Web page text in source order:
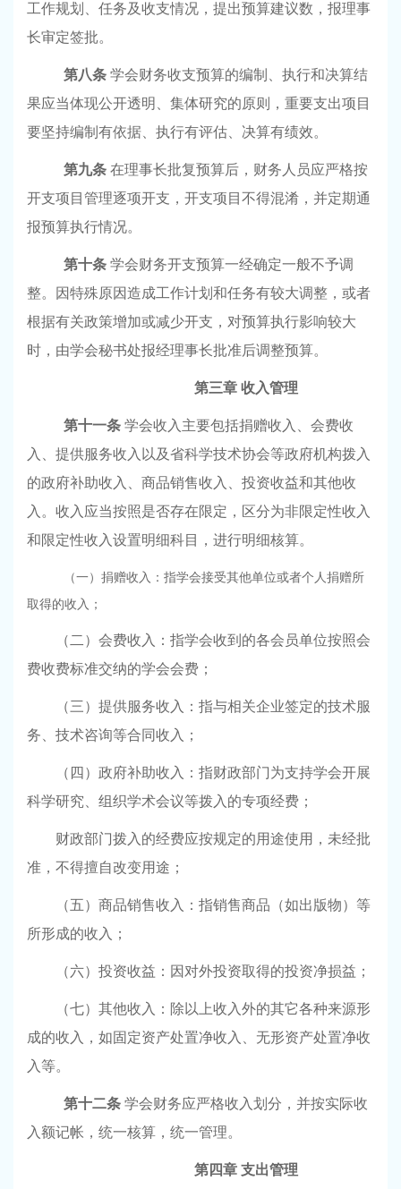
工作规划、任务及收支情况，提出预算建议数，报理事
长审定签批。
第八条 学会财务收支预算的编制、执行和决算结
果应当体现公开透明、集体研究的原则，重要支出项目
要坚持编制有依据、执行有评估、决算有绩效。
第九条 在理事长批复预算后，财务人员应严格按
开支项目管理逐项开支，开支项目不得混淆，并定期通
报预算执行情况。
第十条 学会财务开支预算一经确定一般不予调
整。因特殊原因造成工作计划和任务有较大调整，或者
根据有关政策增加或减少开支，对预算执行影响较大
时，由学会秘书处报经理事长批准后调整预算。
第三章 收入管理
第十一条 学会收入主要包括捐赠收入、会费收
入、提供服务收入以及省科学技术协会等政府机构拨入
的政府补助收入、商品销售收入、投资收益和其他收
入。收入应当按照是否存在限定，区分为非限定性收入
和限定性收入设置明细科目，进行明细核算。
（一）捐赠收入：指学会接受其他单位或者个人捐赠所
取得的收入；
（二）会费收入：指学会收到的各会员单位按照会
费收费标准交纳的学会会费；
（三）提供服务收入：指与相关企业签定的技术服
务、技术咨询等合同收入；
（四）政府补助收入：指财政部门为支持学会开展
科学研究、组织学术会议等拨入的专项经费；
财政部门拨入的经费应按规定的用途使用，未经批
准，不得擅自改变用途；
（五）商品销售收入：指销售商品（如出版物）等
所形成的收入；
（六）投资收益：因对外投资取得的投资净损益；
（七）其他收入：除以上收入外的其它各种来源形
成的收入，如固定资产处置净收入、无形资产处置净收
入等。
第十二条 学会财务应严格收入划分，并按实际收
入额记帐，统一核算，统一管理。
第四章 支出管理